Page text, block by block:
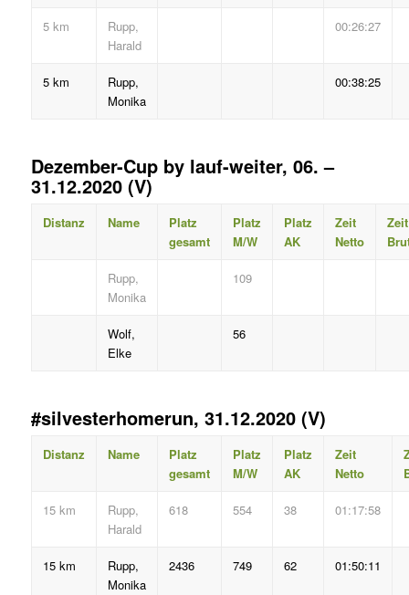
5 km
Rupp,
Harald
00:26:27
5 km
Rupp,
Monika
00:38:25
Dezember-Cup by lauf-weiter, 06. –
31.12.2020 (V)
Distanz Name
Platz
gesamt
Platz
M/W
Platz
AK
Zeit
Netto
Zeit
Rupp,
Monika
109
Wolf,
Elke
56
#silvesterhomerun, 31.12.2020 (V)
Distanz Name
Platz
gesamt
Platz
M/W
Platz
AK
Zeit
Netto
15 km
Rupp,
Harald
618 554 38 01:17:58
15 km
Rupp,
Monika
2436 749 62 01:50:11